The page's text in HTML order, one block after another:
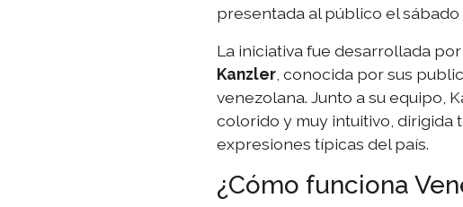
presentada al público el sábado
La iniciativa fue desarrollada
Kanzler , conocida por sus
venezolana. Junto a su equipo,
colorido y muy intuitivo, dirigida
expresiones típicas del país.
¿Cómo funciona